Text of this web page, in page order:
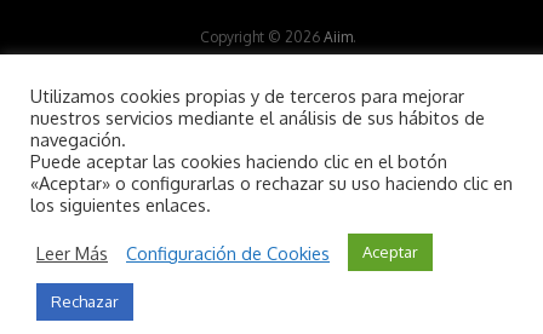
Copyright © 2026 Aiim.
Utilizamos cookies propias y de terceros para mejorar
nuestros servicios mediante el análisis de sus hábitos de
navegación.
Puede aceptar las cookies haciendo clic en el botón
«Aceptar» o configurarlas o rechazar su uso haciendo clic en
los siguientes enlaces.
Leer Más Configuración de Cookies Aceptar
Rechazar